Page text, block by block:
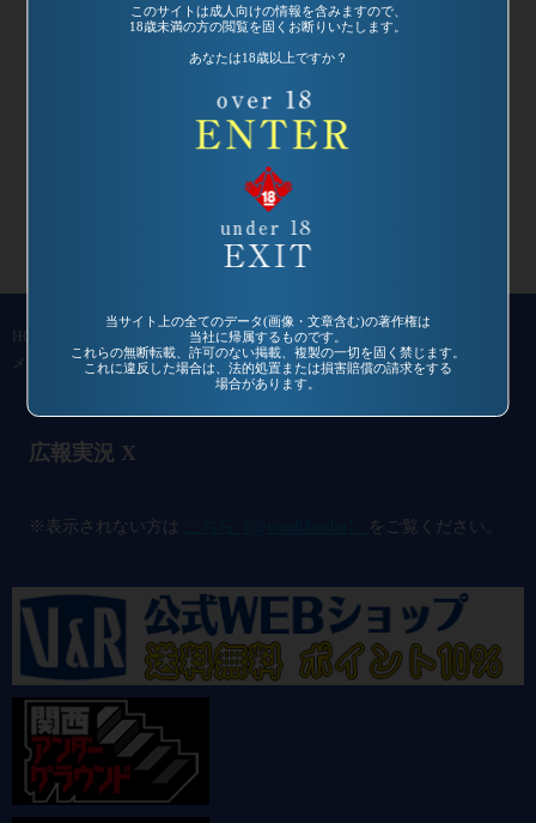
このサイトは成人向けの情報を含みますので、
18歳未満の方の閲覧を固くお断りいたします。
あなたは18歳以上ですか？
当サイト上の全てのデータ(画像・文章含む)の著作権は
当社に帰属するものです。
これらの無断転載、許可のない掲載、複製の一切を固く禁じます。
これに違反した場合は、法的処置または損害賠償の請求をする
場合があります。
2004/04/17
品番：VREDS-009
麗しの家庭教師3
監督：カンパニー
HOME 過去作品 通信販売 コミュニティ
メールマガジン
お問い合わせ
広報実況 X
※表示されない方は をご覧ください。